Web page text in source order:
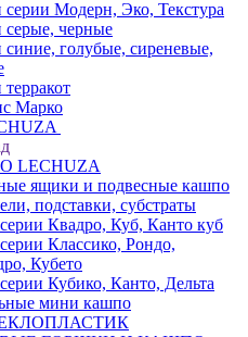
Модерн, Эко, Текстура
черные
голубые, сиреневые,
Марко
LECHUZA
ящики и подвесные кашпо
подставки, субстраты
Квадро, Куб, Канто куб
Классико, Рондо,
Кубето
Кубико, Канто, Дельта
мини кашпо